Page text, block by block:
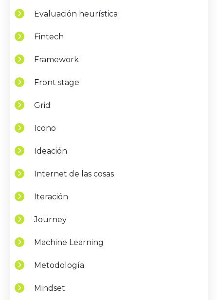
Evaluación heurística
Fintech
Framework
Front stage
Grid
Icono
Ideación
Internet de las cosas
Iteración
Journey
Machine Learning
Metodología
Mindset